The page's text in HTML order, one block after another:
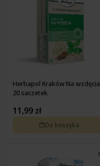
Herbapol Kraków Na wzdęcia
20 saszetek
11,99 zł
Do koszyka